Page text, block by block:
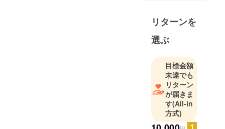
リターンを
選ぶ
目標金額
未達でも
リターン
が届きま
す(All-in
方式)